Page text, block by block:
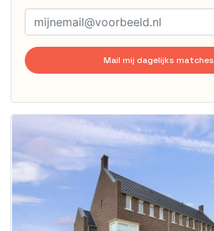
Mail mij dagelijks matches
waarschijnlijk
al verhuurd
maken moet je
reageren.
Stekkies helpt